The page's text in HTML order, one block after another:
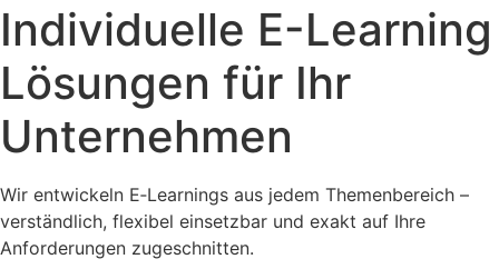
Individuelle E-Learning
Lösungen für Ihr
Unternehmen
Wir entwickeln E‑Learnings aus jedem Themenbereich –
verständlich, flexibel einsetzbar und exakt auf Ihre
Anforderungen zugeschnitten.